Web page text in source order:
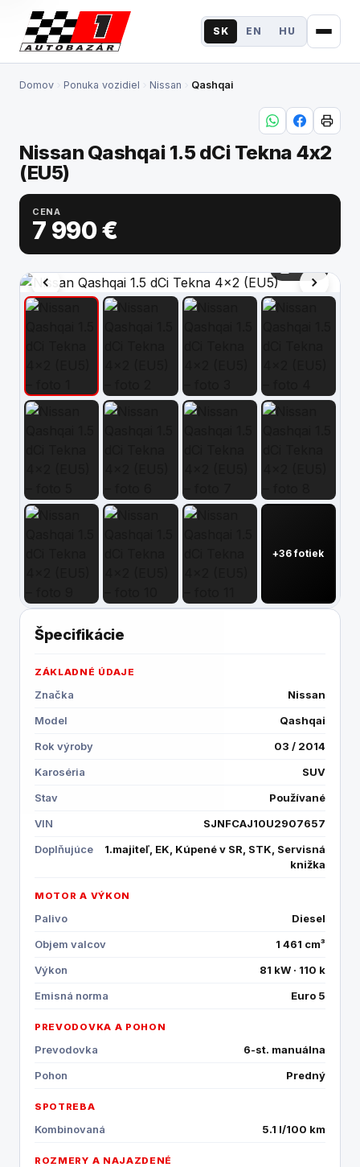
Ponuka vozidiel
Financovanie
Poistenie
Služby
SK EN HU
Domov Ponuka vozidiel Nissan Qashqai
Nissan Qashqai 1.5 dCi Tekna 4x2
(EU5)
CENA
7 990 €
+36 fotiek
Špecifikácie
ZÁKLADNÉ ÚDAJE
Značka
Nissan
Model
Qashqai
Rok výroby
03 / 2014
Karoséria
SUV
Stav
Používané
VIN
SJNFCAJ10U2907657
Doplňujúce
1.majiteľ, EK, Kúpené v SR, STK, Servisná
knižka
MOTOR A VÝKON
Palivo
Diesel
Objem valcov
1 461 cm³
Výkon
81 kW · 110 k
Emisná norma
Euro 5
PREVODOVKA A POHON
Prevodovka
6-st. manuálna
Pohon
Predný
SPOTREBA
Kombinovaná 5.1 l/100 km
ROZMERY A NAJAZDENÉ